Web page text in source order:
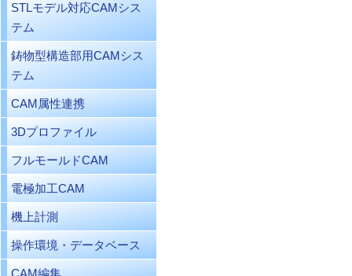
STLモデル対応CAMシス
テム
鋳物型構造部用CAMシス
テム
CAM属性連携
3Dプロファイル
フルモールドCAM
電極加工CAM
機上計測
操作環境・データベース
CAM編集